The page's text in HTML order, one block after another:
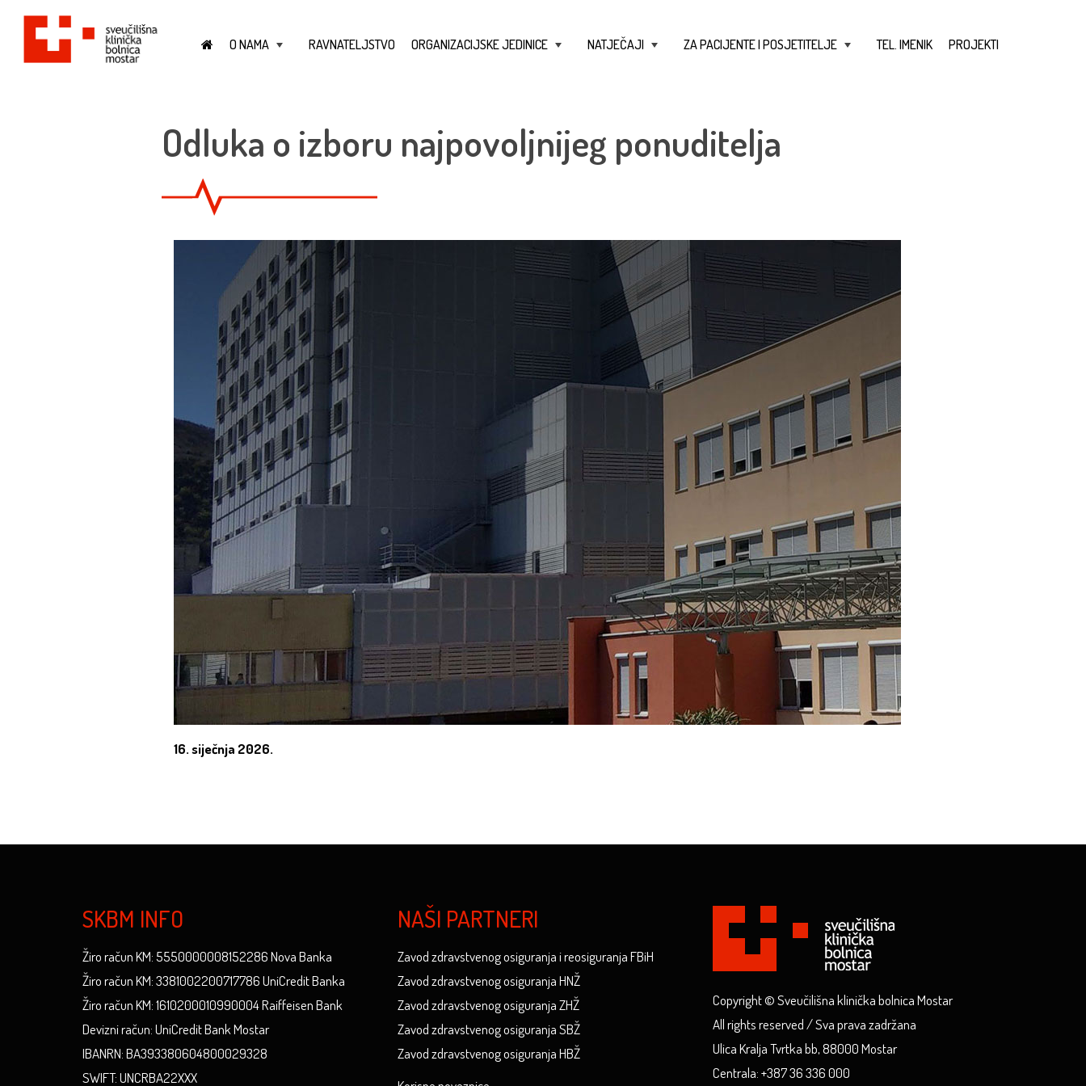
O NAMA RAVNATELJSTVO ORGANIZACIJSKE JEDINICE NATJEČAJI ZA PACIJENTE I POSJETITELJE TEL. IMENIK PROJEKTI
Odluka o izboru najpovoljnijeg ponuditelja
16. siječnja 2026.
SKBM INFO
Žiro račun KM: 5550000008152286 Nova Banka
Žiro račun KM: 3381002200717786 UniCredit Banka
Žiro račun KM: 1610200010990004 Raiffeisen Bank
Devizni račun: UniCredit Bank Mostar
IBANRN: BA393380604800029328
SWIFT: UNCRBA22XXX
NAŠI PARTNERI
Zavod zdravstvenog osiguranja i reosiguranja FBiH
Zavod zdravstvenog osiguranja HNŽ
Zavod zdravstvenog osiguranja ZHŽ
Zavod zdravstvenog osiguranja SBŽ
Zavod zdravstvenog osiguranja HBŽ
Copyright © Sveučilišna klinička bolnica Mostar
All rights reserved / Sva prava zadržana
Ulica Kralja Tvrtka bb, 88000 Mostar
Centrala: +387 36 336 000